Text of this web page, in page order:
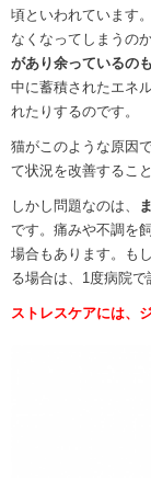
頃といわれています
なくなってしまうの
があり余っているの
中に蓄積されたエネ
れたりするのです。
猫がこのような原因
て状況を改善するこ
しかし問題なのは、
です。痛みや不調を
場合もあります。も
る場合は、1度病院で
ストレスケアには、